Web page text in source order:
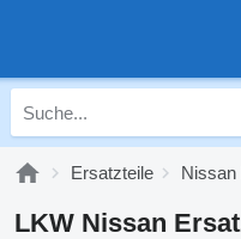
Ersatzteile Nissan
LKW Nissan